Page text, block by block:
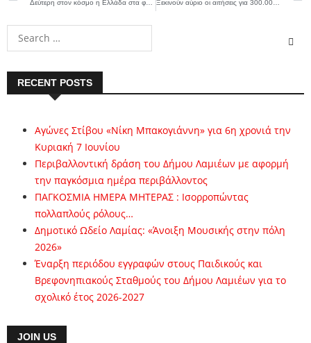
Ξεκινούν αύριο οι αιτήσεις για 300.000 επιταγές κοινωνικού τουρισμού της ΔΥΠΑ
RECENT POSTS
Αγώνες Στίβου «Νίκη Μπακογιάννη» για 6η χρονιά την
Κυριακή 7 Ιουνίου
Περιβαλλοντική δράση του Δήμου Λαμιέων με αφορμή
την παγκόσμια ημέρα περιβάλλοντος
ΠΑΓΚΟΣΜΙΑ ΗΜΕΡΑ ΜΗΤΕΡΑΣ : Ισορροπώντας
πολλαπλούς ρόλους…
Δημοτικό Ωδείο Λαμίας: «Άνοιξη Μουσικής στην πόλη
2026»
Έναρξη περιόδου εγγραφών στους Παιδικούς και
Βρεφονηπιακούς Σταθμούς του Δήμου Λαμιέων για το
σχολικό έτος 2026-2027
JOIN US